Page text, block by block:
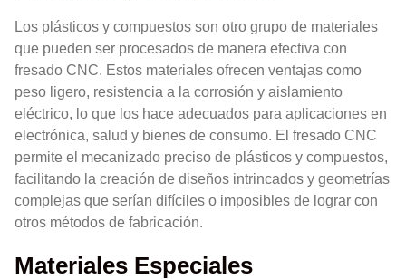
Los plásticos y compuestos son otro grupo de materiales
que pueden ser procesados de manera efectiva con
fresado CNC. Estos materiales ofrecen ventajas como
peso ligero, resistencia a la corrosión y aislamiento
eléctrico, lo que los hace adecuados para aplicaciones en
electrónica, salud y bienes de consumo. El fresado CNC
permite el mecanizado preciso de plásticos y compuestos,
facilitando la creación de diseños intrincados y geometrías
complejas que serían difíciles o imposibles de lograr con
otros métodos de fabricación.
Materiales Especiales